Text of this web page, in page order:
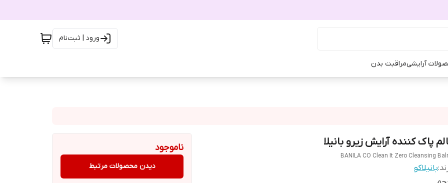
ورود | ثبت‌نام
آرایشیمراقبت بدن
پاک کننده آرایش زیرو بانیلا
BANILA CO Clean It Zero Cleansing
بانیلاکو
ناموجود
دیدن محصولات مرتبط